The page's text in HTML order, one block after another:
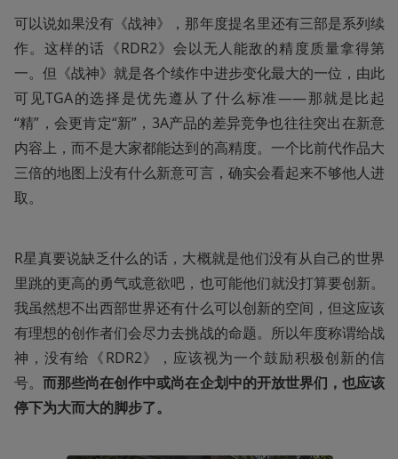
可以说如果没有《战神》，那年度提名里还有三部是系列续
作。这样的话《RDR2》会以无人能敌的精度质量拿得第
一。但《战神》就是各个续作中进步变化最大的一位，由此
可见TGA的选择是优先遵从了什么标准——那就是比起
“精”，会更肯定“新”，3A产品的差异竞争也往往突出在新意
内容上，而不是大家都能达到的高精度。一个比前代作品大
三倍的地图上没有什么新意可言，确实会看起来不够他人进
取。
R星真要说缺乏什么的话，大概就是他们没有从自己的世界
里跳的更高的勇气或意欲吧，也可能他们就没打算要创新。
我虽然想不出西部世界还有什么可以创新的空间，但这应该
有理想的创作者们会尽力去挑战的命题。所以年度称谓给战
神，没有给《RDR2》，应该视为一个鼓励积极创新的信
号。而那些尚在创作中或尚在企划中的开放世界们，也应该
停下为大而大的脚步了。